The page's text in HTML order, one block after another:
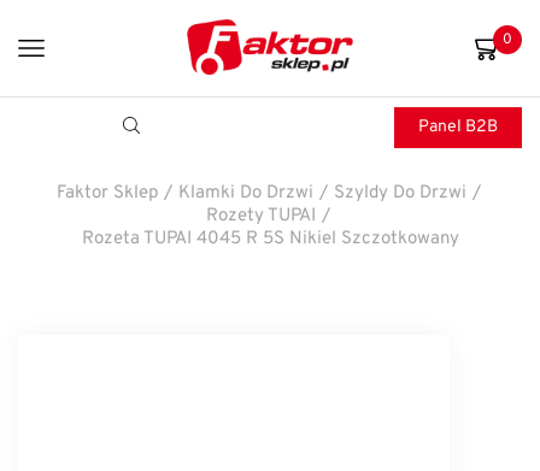
0
Panel B2B
Faktor Sklep / Klamki Do Drzwi / Szyldy Do Drzwi /
Rozety TUPAI /
Rozeta TUPAI 4045 R 5S Nikiel Szczotkowany